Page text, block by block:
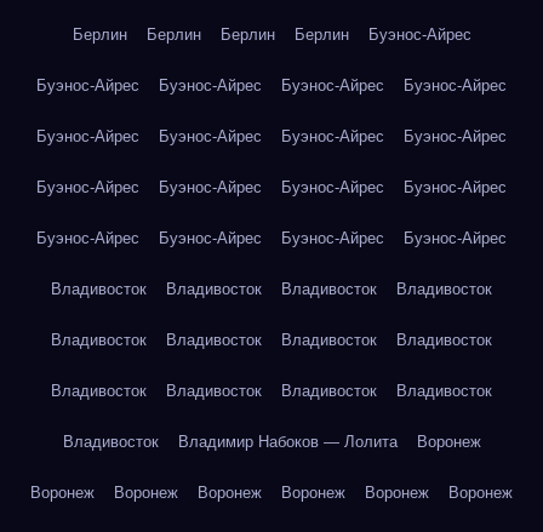
Берлин Берлин Берлин Берлин Буэнос-Айрес
Буэнос-Айрес Буэнос-Айрес Буэнос-Айрес Буэнос-Айрес
Буэнос-Айрес Буэнос-Айрес Буэнос-Айрес Буэнос-Айрес
Буэнос-Айрес Буэнос-Айрес Буэнос-Айрес Буэнос-Айрес
Буэнос-Айрес Буэнос-Айрес Буэнос-Айрес Буэнос-Айрес
Владивосток Владивосток Владивосток Владивосток
Владивосток Владивосток Владивосток Владивосток
Владивосток Владивосток Владивосток Владивосток
Владивосток Владимир Набоков — Лолита Воронеж
Воронеж Воронеж Воронеж Воронеж Воронеж Воронеж